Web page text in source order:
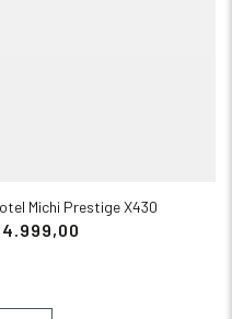
Michi Prestige X430